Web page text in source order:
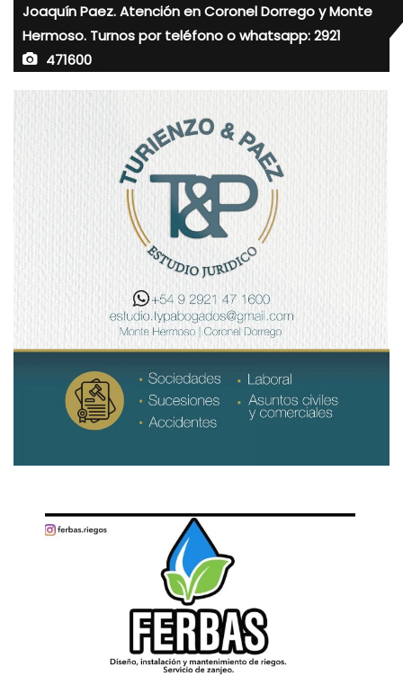
Joaquín Paez. Atención en Coronel Dorrego y Monte
Hermoso. Turnos por teléfono o whatsapp: 2921
471600